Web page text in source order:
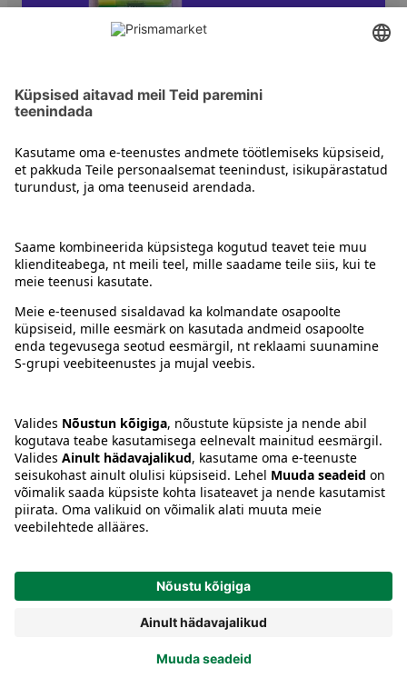
Käsitöövärvid, akvarellid ja maalimistar
Juhised
Tingimused
Keel:ETENRU